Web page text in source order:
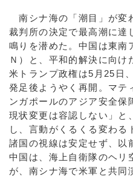
南シナ海の「潮目」が変
裁判所の決定で最高潮に達
鳴りを潜めた。中国は東南
Ｎ）と、平和的解決に向け
米トランプ政権は5月25日
発足後ようやく再開。マテ
ンガポールのアジア安全保
現状変更は容認しない」と
し、言動がくるくる変わる
諸国の視線は安定せず、以
中国は、海上自衛隊のヘリ
が、南シナ海で米軍と共同